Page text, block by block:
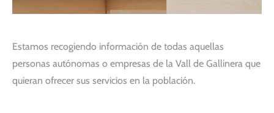
Estamos recogiendo información de todas aquellas
personas autónomas o empresas de la Vall de Gallinera que
quieran ofrecer sus servicios en la población.